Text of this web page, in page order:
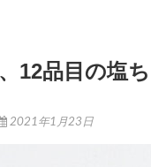
12品目の塩
2021年1月23日